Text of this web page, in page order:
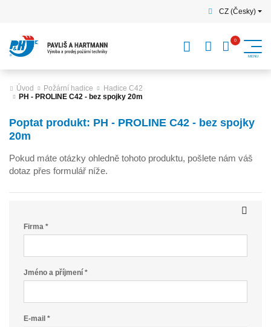
CZ (Česky)
Úvod Požární hadice
Hadice C42
PH - PROLINE C42 - bez spojky 20m
Poptat produkt: PH - PROLINE C42 - bez spojky
20m
Pokud máte otázky ohledně tohoto produktu, pošlete nám váš
dotaz přes formulář níže.
Firma *
Jméno a příjmení *
E-mail *